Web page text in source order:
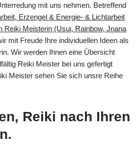
mit uns nehmen. Betreffend
Erzengel & Energie- & Lichtarbeit
Reiki Meisterin (Usui, Rainbow, Jnana
mit Freude Ihre individuellen Ideen als
Wir werden Ihnen eine Übersicht
Reiki Meister bei uns gefertigt
Meister sehen Sie sich unsre Reihe
Reiki nach Ihren